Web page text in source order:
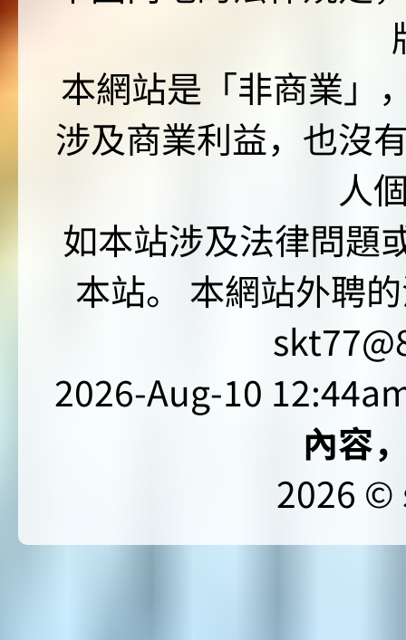
本網站是「非商業
涉及商業利益，也沒
人
如本站涉及法律問題
本站。 本網站外聘
2026-Aug-10
內容
2026 ©